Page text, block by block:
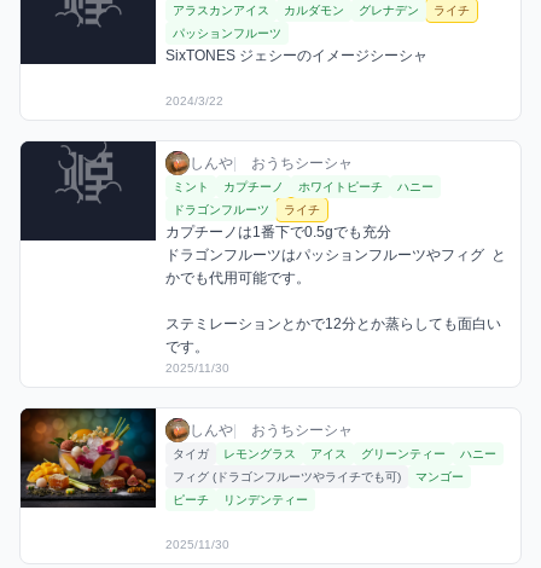
アラスカンアイス カルダモン グレナデン
ライチ
パッションフルーツ
SixTONES ジェシーのイメージシーシャ
2024/3/22
しんやのライチミックスを見るしんや / おうちシーシャ / 2025年11月30日
しんや おうちシーシャ
利用フレーバー
ミント カプチーノ ホワイトピーチ
ハニー
ドラゴンフルーツ
ライチ
コメント
カプチーノは1番下で0.5gでも充分
ドラゴンフルーツはパッションフルーツやフィグ  と
かでも代用可能です。
ステミレーションとかで12分とか蒸らしても面白い
です。
2025/11/30
しんやのライチミックスを見るしんや / おうちシーシャ / 2025年11月30日
しんや おうちシーシャ
利用フレーバー
タイガ レモングラス アイス グリーンティー
ハニー
フィグ (ドラゴンフルーツやライチでも可)
マンゴー
ピーチ
リンデンティー
2025/11/30